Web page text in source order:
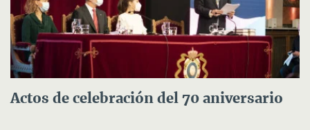
Actos de celebración del 70 aniversario